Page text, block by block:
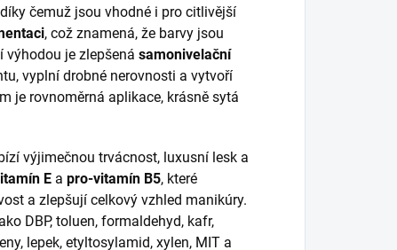
čemuž jsou vhodné i pro citlivější
, což znamená, že barvy jsou
výhodou je zlepšená samonivelační
vyplní drobné nerovnosti a vytvoří
je rovnoměrná aplikace, krásně sytá
výjimečnou trvácnost, luxusní lesk a
E a pro-vitamín B5, které
a zlepšují celkový vzhled manikúry.
DBP, toluen, formaldehyd, kafr,
lepek, etyltosylamid, xylen, MIT a